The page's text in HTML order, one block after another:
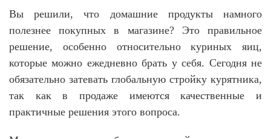
Вы решили, что домашние продукты намного
полезнее покупных в магазине? Это правильное
решение, особенно относительно куриных яиц,
которые можно ежедневно брать у себя. Сегодня не
обязательно затевать глобальную стройку курятника,
так как в продаже имеются качественные и
практичные решения этого вопроса.